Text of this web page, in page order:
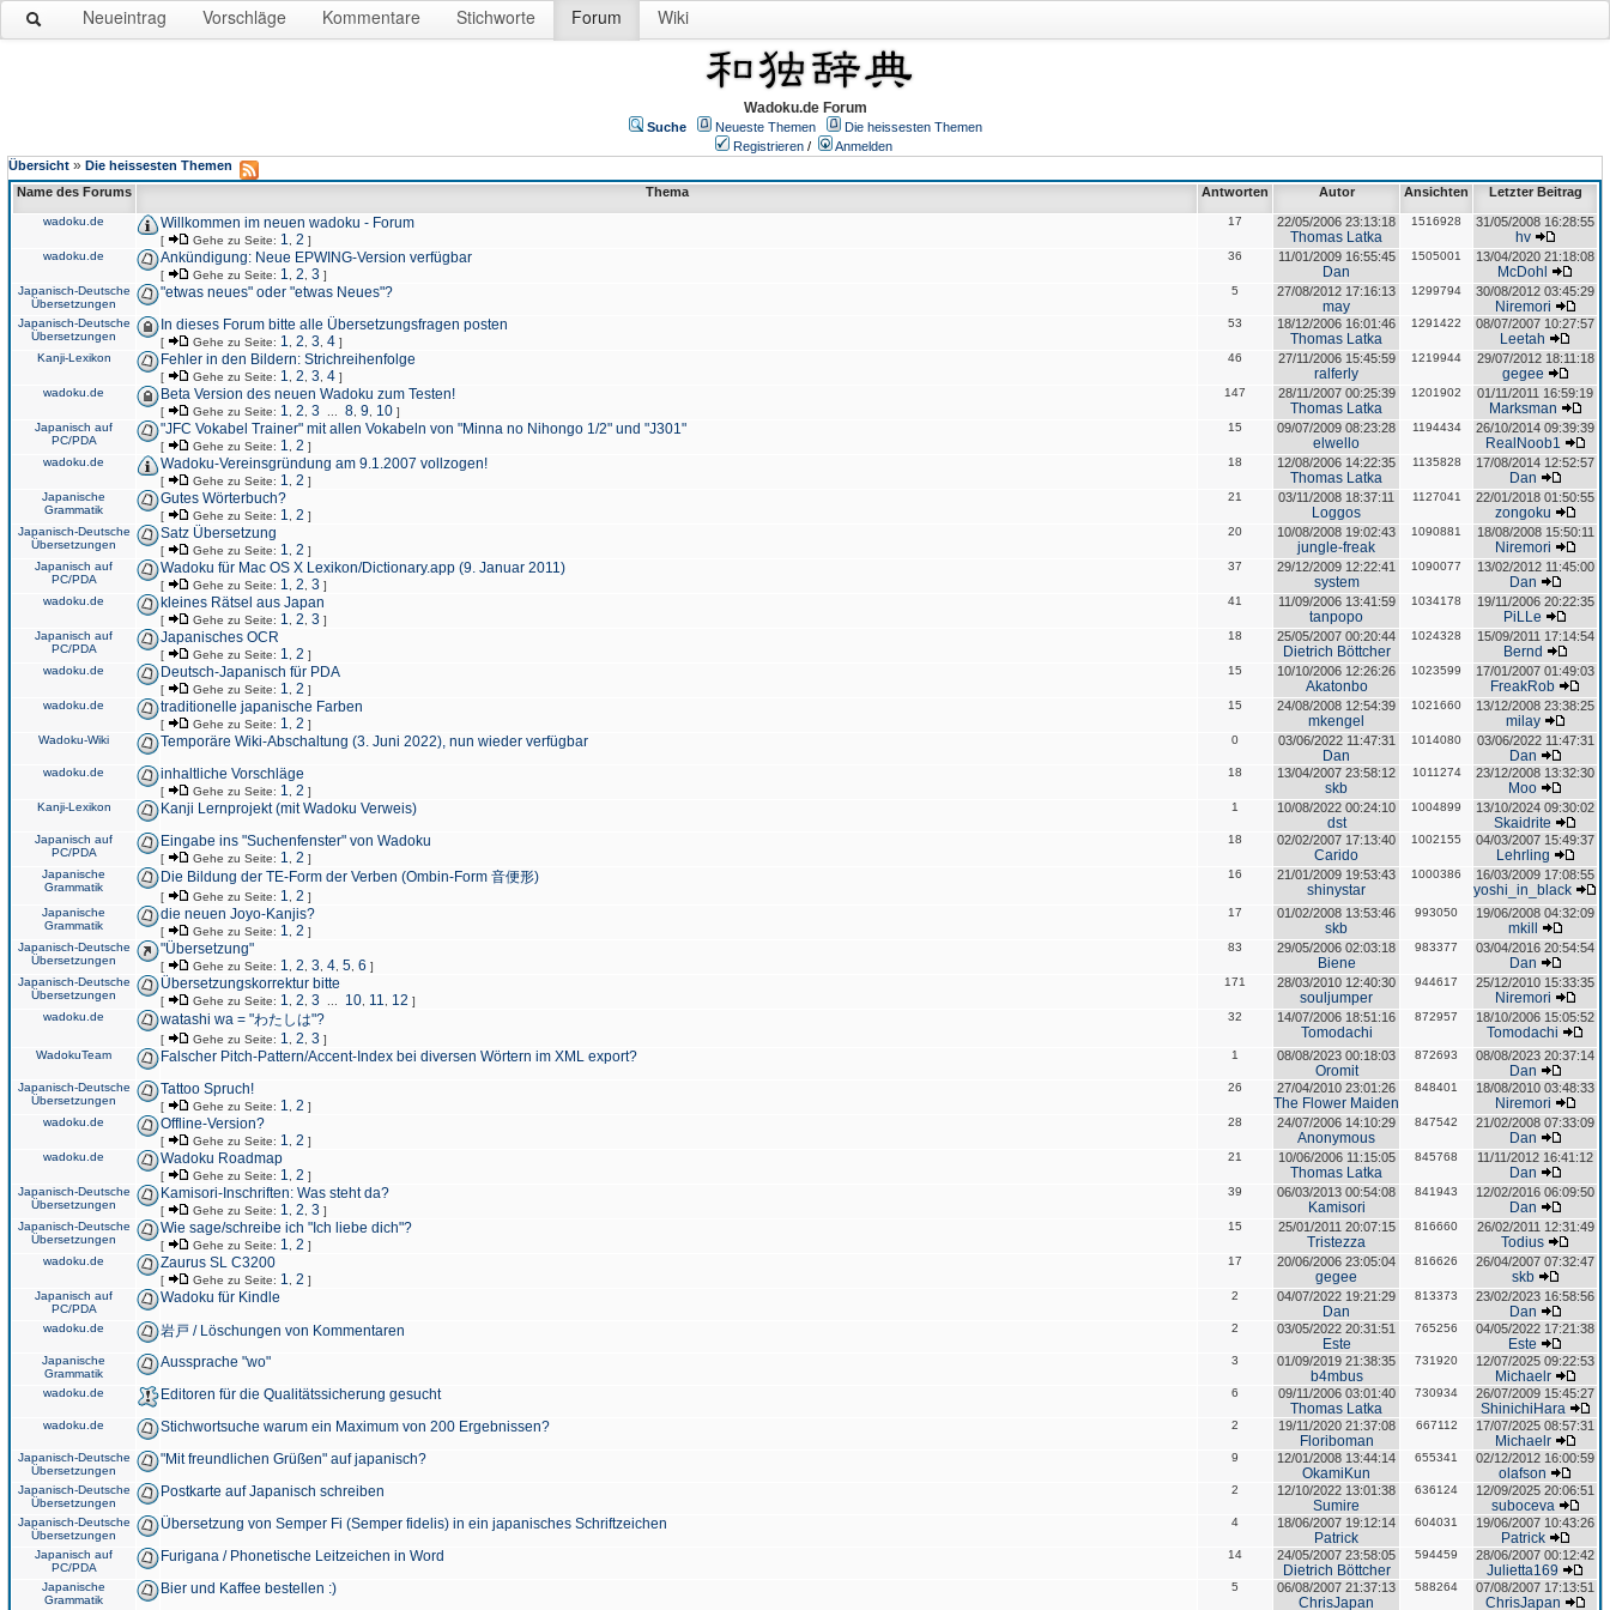
Neueintrag Vorschläge Kommentare Stichworte Forum Wiki
Wadoku.de Forum
Suche Neueste Themen
Die heissesten Themen
Registrieren /
Anmelden
Übersicht » Die heissesten Themen
Name des Forums
Thema Antworten Autor Ansichten Letzter Beitrag
wadoku.de Willkommen im neuen wadoku - Forum
[ Gehe zu Seite: 1 2 ]
17 22/05/2006 23:13:18
Thomas Latka
1516928 31/05/2008 16:28:55
hv
wadoku.de Ankündigung: Neue EPWING-Version verfügbar
[ Gehe zu Seite: 1 2 3 ]
36 11/01/2009 16:55:45
Dan
1505001 13/04/2020 21:18:08
McDohl
Japanisch-Deutsche
Übersetzungen
"etwas neues" oder "etwas Neues"? 5 27/08/2012 17:16:13
may
1299794 30/08/2012 03:45:29
Niremori
Japanisch-Deutsche
Übersetzungen
In dieses Forum bitte alle Übersetzungsfragen posten
[ Gehe zu Seite: 1 2 3 4 ]
53 18/12/2006 16:01:46
Thomas Latka
1291422 08/07/2007 10:27:57
Leetah
Kanji-Lexikon Fehler in den Bildern: Strichreihenfolge
[ Gehe zu Seite: 1 2 3 4 ]
46 27/11/2006 15:45:59
ralferly
1219944 29/07/2012 18:11:18
gegee
wadoku.de Beta Version des neuen Wadoku zum Testen!
[ Gehe zu Seite: 1 2 3 8 9 10 ]
147 28/11/2007 00:25:39
Thomas Latka
1201902 01/11/2011 16:59:19
Marksman
Japanisch auf
PC/PDA
"JFC Vokabel Trainer" mit allen Vokabeln von "Minna no Nihongo 1/2" und "J301"
[ Gehe zu Seite: 1 2 ]
15 09/07/2009 08:23:28
elwello
1194434 26/10/2014 09:39:39
RealNoob1
wadoku.de Wadoku-Vereinsgründung am 9.1.2007 vollzogen!
[ Gehe zu Seite: 1 2 ]
18 12/08/2006 14:22:35
Thomas Latka
1135828 17/08/2014 12:52:57
Dan
Japanische
Grammatik
Gutes Wörterbuch?
[ Gehe zu Seite: 1 2 ]
21 03/11/2008 18:37:11
Loggos
1127041 22/01/2018 01:50:55
zongoku
Japanisch-Deutsche
Übersetzungen
Satz Übersetzung
[ Gehe zu Seite: 1 2 ]
20 10/08/2008 19:02:43
jungle-freak
1090881 18/08/2008 15:50:11
Niremori
Japanisch auf
PC/PDA
Wadoku für Mac OS X Lexikon/Dictionary.app (9. Januar 2011)
[ Gehe zu Seite: 1 2 3 ]
37 29/12/2009 12:22:41
system
1090077 13/02/2012 11:45:00
Dan
wadoku.de kleines Rätsel aus Japan
[ Gehe zu Seite: 1 2 3 ]
41 11/09/2006 13:41:59
tanpopo
1034178 19/11/2006 20:22:35
PiLLe
Japanisch auf
PC/PDA
Japanisches OCR
[ Gehe zu Seite: 1 2 ]
18 25/05/2007 00:20:44
Dietrich Böttcher
1024328 15/09/2011 17:14:54
Bernd
wadoku.de Deutsch-Japanisch für PDA
[ Gehe zu Seite: 1 2 ]
15 10/10/2006 12:26:26
Akatonbo
1023599 17/01/2007 01:49:03
FreakRob
wadoku.de traditionelle japanische Farben
[ Gehe zu Seite: 1 2 ]
15 24/08/2008 12:54:39
mkengel
1021660 13/12/2008 23:38:25
milay
Wadoku-Wiki Temporäre Wiki-Abschaltung (3. Juni 2022), nun wieder verfügbar 0 03/06/2022 11:47:31
Dan
1014080 03/06/2022 11:47:31
Dan
wadoku.de inhaltliche Vorschläge
[ Gehe zu Seite: 1 2 ]
18 13/04/2007 23:58:12
skb
1011274 23/12/2008 13:32:30
Moo
Kanji-Lexikon Kanji Lernprojekt (mit Wadoku Verweis) 1 10/08/2022 00:24:10
dst
1004899 13/10/2024 09:30:02
Skaidrite
Japanisch auf
PC/PDA
Eingabe ins "Suchenfenster" von Wadoku
[ Gehe zu Seite: 1 2 ]
18 02/02/2007 17:13:40
Carido
1002155 04/03/2007 15:49:37
Lehrling
Japanische
Grammatik
Die Bildung der TE-Form der Verben (Ombin-Form 音便形)
[ Gehe zu Seite: 1 2 ]
16 21/01/2009 19:53:43
shinystar
1000386 16/03/2009 17:08:55
yoshi_in_black
Japanische
Grammatik
die neuen Joyo-Kanjis?
[ Gehe zu Seite: 1 2 ]
17 01/02/2008 13:53:46
skb
993050 19/06/2008 04:32:09
mkill
Japanisch-Deutsche
Übersetzungen
"Übersetzung"
[ Gehe zu Seite: 1 2 3 4 5 6 ]
83 29/05/2006 02:03:18
Biene
983377 03/04/2016 20:54:54
Dan
Japanisch-Deutsche
Übersetzungen
Übersetzungskorrektur bitte
[ Gehe zu Seite: 1 2 3 10 11 12 ]
171 28/03/2010 12:40:30
souljumper
944617 25/12/2010 15:33:35
Niremori
wadoku.de watashi wa = "わたしは"?
[ Gehe zu Seite: 1 2 3 ]
32 14/07/2006 18:51:16
Tomodachi
872957 18/10/2006 15:05:52
Tomodachi
WadokuTeam Falscher Pitch-Pattern/Accent-Index bei diversen Wörtern im XML export? 1 08/08/2023 00:18:03
Oromit
872693 08/08/2023 20:37:14
Dan
Japanisch-Deutsche
Übersetzungen
Tattoo Spruch!
[ Gehe zu Seite: 1 2 ]
26 27/04/2010 23:01:26
The Flower Maiden
848401 18/08/2010 03:48:33
Niremori
wadoku.de Offline-Version?
[ Gehe zu Seite: 1 2 ]
28 24/07/2006 14:10:29
Anonymous
847542 21/02/2008 07:33:09
Dan
wadoku.de Wadoku Roadmap
[ Gehe zu Seite: 1 2 ]
21 10/06/2006 11:15:05
Thomas Latka
845768 11/11/2012 16:41:12
Dan
Japanisch-Deutsche
Übersetzungen
Kamisori-Inschriften: Was steht da?
[ Gehe zu Seite: 1 2 3 ]
39 06/03/2013 00:54:08
Kamisori
841943 12/02/2016 06:09:50
Dan
Japanisch-Deutsche
Übersetzungen
Wie sage/schreibe ich "Ich liebe dich"?
[ Gehe zu Seite: 1 2 ]
15 25/01/2011 20:07:15
Tristezza
816660 26/02/2011 12:31:49
Todius
wadoku.de Zaurus SL C3200
[ Gehe zu Seite: 1 2 ]
17 20/06/2006 23:05:04
gegee
816626 26/04/2007 07:32:47
skb
Japanisch auf
PC/PDA
Wadoku für Kindle 2 04/07/2022 19:21:29
Dan
813373 23/02/2023 16:58:56
Dan
wadoku.de 岩戸 / Löschungen von Kommentaren 2 03/05/2022 20:31:51
Este
765256 04/05/2022 17:21:38
Este
Japanische
Grammatik
Aussprache "wo" 3 01/09/2019 21:38:35
b4mbus
731920 12/07/2025 09:22:53
Michaelr
wadoku.de Editoren für die Qualitätssicherung gesucht 6 09/11/2006 03:01:40
Thomas Latka
730934 26/07/2009 15:45:27
ShinichiHara
wadoku.de Stichwortsuche warum ein Maximum von 200 Ergebnissen? 2 19/11/2020 21:37:08
Floriboman
667112 17/07/2025 08:57:31
Michaelr
Japanisch-Deutsche
Übersetzungen
"Mit freundlichen Grüßen" auf japanisch? 9 12/01/2008 13:44:14
OkamiKun
655341 02/12/2012 16:00:59
olafson
Japanisch-Deutsche
Übersetzungen
Postkarte auf Japanisch schreiben 2 12/10/2022 13:01:38
Sumire
636124 12/09/2025 20:06:51
suboceva
Japanisch-Deutsche
Übersetzungen
Übersetzung von Semper Fi (Semper fidelis) in ein japanisches Schriftzeichen 4 18/06/2007 19:12:14
Patrick
604031 19/06/2007 10:43:26
Patrick
Japanisch auf
PC/PDA
Furigana / Phonetische Leitzeichen in Word 14 24/05/2007 23:58:05
Dietrich Böttcher
594459 28/06/2007 00:12:42
Julietta169
Japanische
Grammatik
Bier und Kaffee bestellen :) 5 06/08/2007 21:37:13
ChrisJapan
588264 07/08/2007 17:13:51
ChrisJapan